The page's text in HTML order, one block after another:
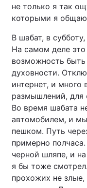
не только я так
которыми я
В шабат, в
На самом деле это
возможность быть
духовности.
интернет, и много
размышлений, для
Во время шабата
автомобилем, и
пешком. Путь
примерно
черной шляпе, и
я бы тоже
прохожих не